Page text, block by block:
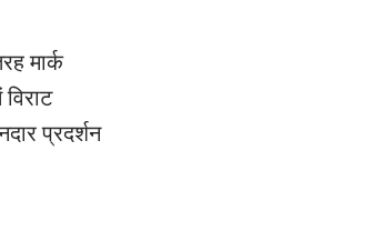
मार्क
प्रदर्शन